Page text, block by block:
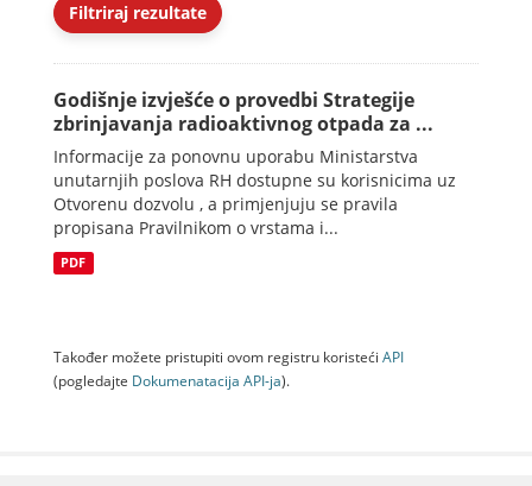
Filtriraj rezultate
Godišnje izvješće o provedbi Strategije
zbrinjavanja radioaktivnog otpada za ...
Informacije za ponovnu uporabu Ministarstva
unutarnjih poslova RH dostupne su korisnicima uz
Otvorenu dozvolu , a primjenjuju se pravila
propisana Pravilnikom o vrstama i...
PDF
Također možete pristupiti ovom registru koristeći API
(pogledajte Dokumenаtаcijа API-jа).